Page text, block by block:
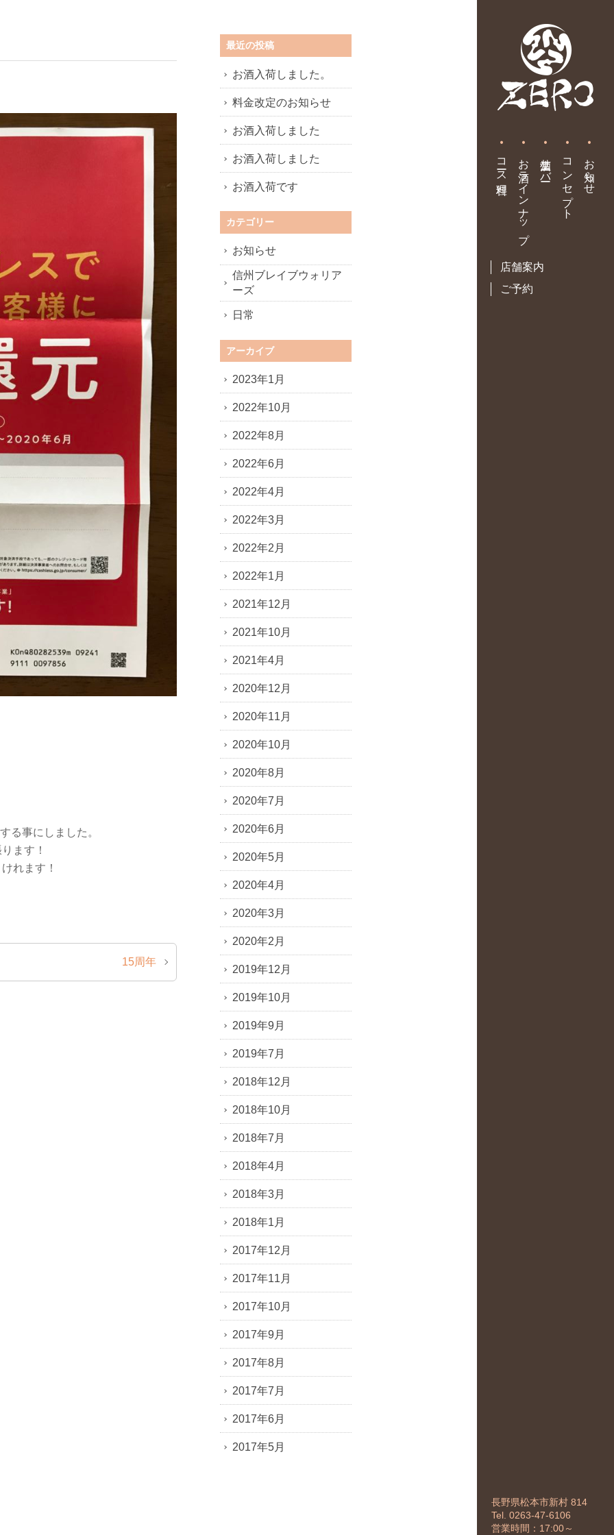
•
お知らせ
•
コンセプト
•
生酒サーバー
•
お酒ラインナップ
•
コース料理
店舗案内
ご予約
長野県松本市新村 814
Tel. 0263-47-6106
営業時間：17:00～
る事にしました。
ます！
れます！
15周年
最近の投稿
お酒入荷しました。
料金改定のお知らせ
お酒入荷しました
お酒入荷しました
お酒入荷です
カテゴリー
お知らせ
信州ブレイブウォリア
ーズ
日常
アーカイブ
2023年1月
2022年10月
2022年8月
2022年6月
2022年4月
2022年3月
2022年2月
2022年1月
2021年12月
2021年10月
2021年4月
2020年12月
2020年11月
2020年10月
2020年8月
2020年7月
2020年6月
2020年5月
2020年4月
2020年3月
2020年2月
2019年12月
2019年10月
2019年9月
2019年7月
2018年12月
2018年10月
2018年7月
2018年4月
2018年3月
2018年1月
2017年12月
2017年11月
2017年10月
2017年9月
2017年8月
2017年7月
2017年6月
2017年5月